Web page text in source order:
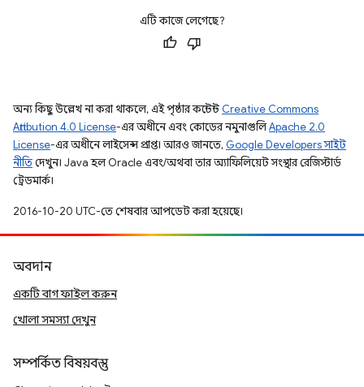
এটি কাজে লেগেছে?
অন্য কিছু উল্লেখ না করা থাকলে, এই পৃষ্ঠার কন্টেন্ট Creative Commons
Attribution 4.0 License-এর অধীনে এবং কোডের নমুনাগুলিApache 2.0
License-এর অধীনে লাইসেন্স প্রাপ্ত। আরও জানতে, Google Developers সাইট
নীতিদেখুন। Java হল Oracle এবং/অথবা তার অ্যাফিলিয়েট সংস্থার রেজিস্টার্ড
ট্রেডমার্ক।
2016-10-20 UTC-তে শেষবার আপডেট করা হয়েছে।
অবদান
একটি বাগ ফাইল করুন
খোলা সমস্যা দেখুন
সম্পর্কিত বিষয়বস্তু